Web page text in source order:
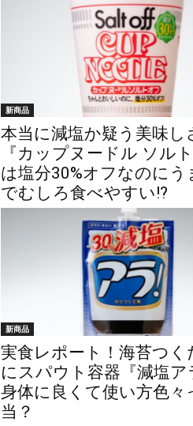
新商品
本当に減塩か疑う美味し
『カップヌードル ソルト
は塩分30%オフなのにう
でむしろ食べやすい!?
新商品
実食レポート！海苔つく
にスパウト容器『減塩ア
身体に良くて使い方色々
当？